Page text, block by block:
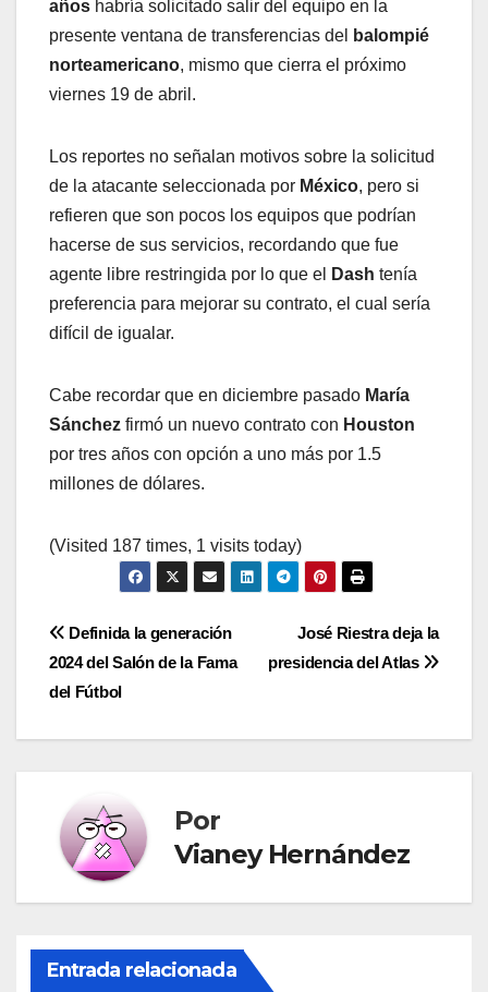
años habría solicitado salir del equipo en la
presente ventana de transferencias del
balompié
norteamericano, mismo que cierra el próximo
viernes 19 de abril.
Los reportes no señalan motivos sobre la solicitud
de la atacante seleccionada por México, pero si
refieren que son pocos los equipos que podrían
hacerse de sus servicios, recordando que fue
agente libre restringida por lo que el
Dash tenía
preferencia para mejorar su contrato, el cual sería
difícil de igualar.
Cabe recordar que en diciembre pasado María
Sánchez firmó un nuevo contrato con Houston
por tres años con opción a uno más por 1.5
millones de dólares.
(Visited 187 times, 1 visits today)
Navegación
de
entradas
José Riestra deja la
presidencia del Atlas
Definida la generación
2024 del Salón de la Fama
del Fútbol
Por
Vianey Hernández
Entrada relacionada